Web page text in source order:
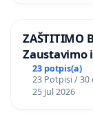
ZAŠTITIMO
Zaustavimo
Vedrine na
23 potpis(a)
23 Potpisi / 30
25 Jul 2026